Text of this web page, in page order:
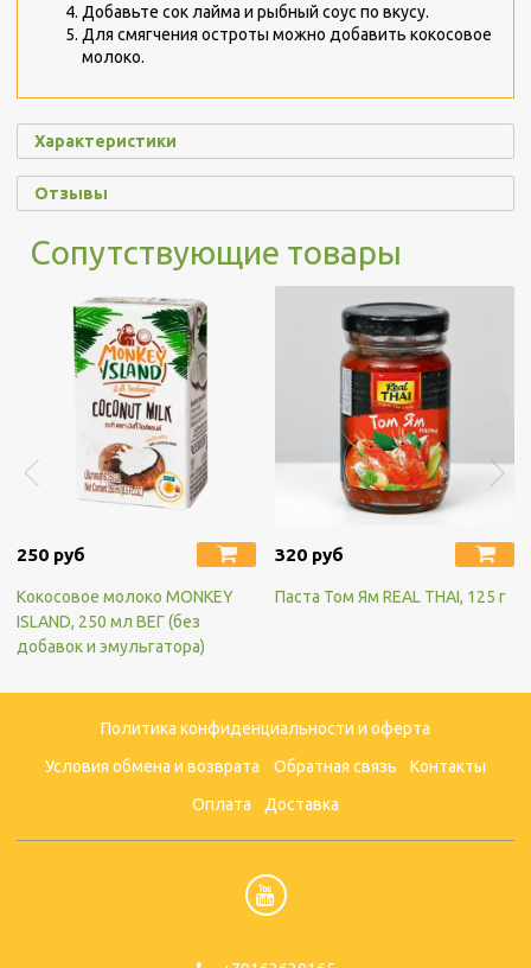
Добавьте сок лайма и рыбный соус по вкусу.
Для смягчения остроты можно добавить кокосовое
молоко.
Характеристики
Отзывы
Сопутствующие товары
250 руб
Кокосовое молоко MONKEY
ISLAND, 250 мл ВЕГ (без
добавок и эмульгатора)
320 руб
Паста Том Ям REAL THAI, 125 г
Политика конфиденциальности и оферта
Условия обмена и возврата Обратная связь Контакты
Оплата Доставка